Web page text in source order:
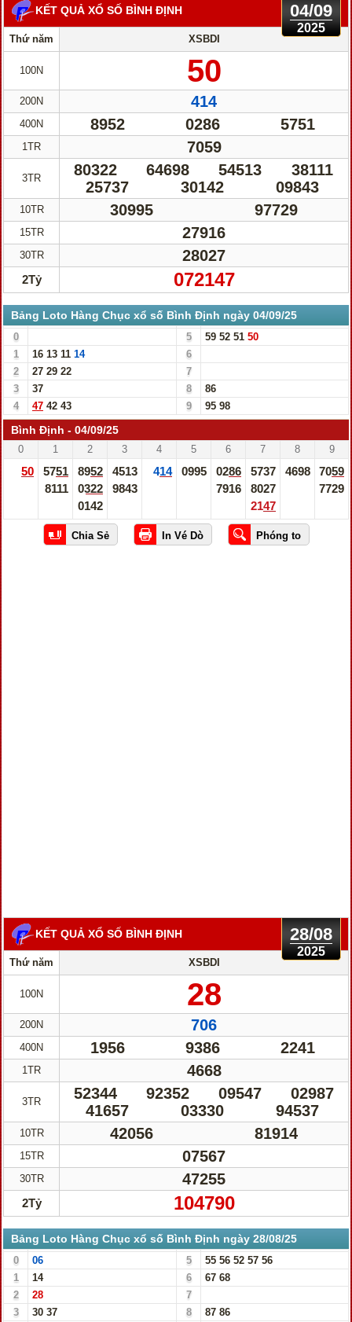
KẾT QUẢ XỔ SỐ BÌNH ĐỊNH 04/09
2025
Thứ năm XSBDI
100N 50
200N 414
400N 8952 0286 5751
1TR 7059
3TR 80322 64698 54513
38111
25737
30142 09843
10TR 30995 97729
15TR 27916
30TR 28027
2Tỷ 072147
Bảng Loto Hàng Chục xổ số Bình Định ngày 04/09/25
0 5 59 52 51 50
1
16 13 11 14
6
2
27 29 22
7
3
37 8
86
4
47 42 43 9 95 98
Bình Định - 04/09/25
0 1 2 3 4 5 6 7 8 9
50
5751
8111
8952
0322
0142
4513
9843
414 0995
0286
7916
5737
8027
2147
4698
7059
7729
KẾT QUẢ XỔ SỐ BÌNH ĐỊNH 28/08
2025
Thứ năm XSBDI
100N 28
200N 706
400N 1956 9386 2241
1TR 4668
3TR 52344 92352 09547
02987
41657
03330 94537
10TR 42056 81914
15TR 07567
30TR 47255
2Tỷ 104790
Bảng Loto Hàng Chục xổ số Bình Định ngày 28/08/25
0 06 5 55 56 52 57 56
1
14 6 67 68
2
28
7
3
30 37 8 87 86